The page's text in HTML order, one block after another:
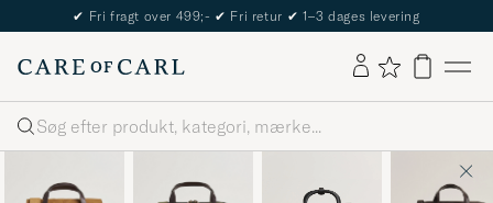
✔ Fri fragt over 499;- ✔ Fri retur ✔ 1–3 dages levering
Søg